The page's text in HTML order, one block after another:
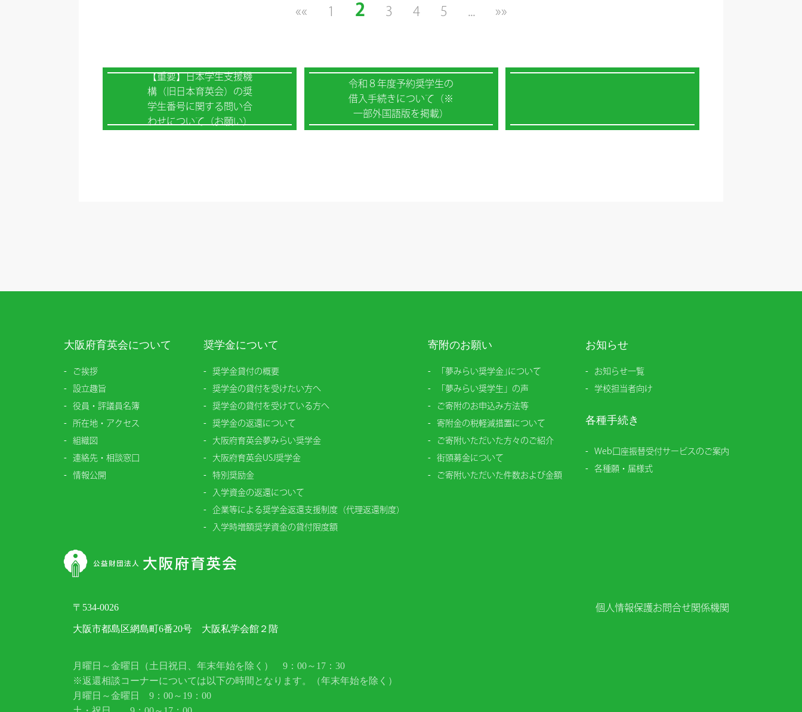
«« 1 2 3 4 5 ... »»
【重要】日本学生支援機
構（旧日本育英会）の奨
学生番号に関する問い合
わせについて（お願い）
令和８年度予約奨学生の
借入手続きについて（※
一部外国語版を掲載）
大阪府育英会について
ご挨拶
設立趣旨
役員・評議員名簿
所在地・アクセス
組織図
連絡先・相談窓口
情報公開
奨学金について
奨学金貸付の概要
奨学金の貸付を受けたい方へ
奨学金の貸付を受けている方へ
奨学金の返還について
大阪府育英会夢みらい奨学金
大阪府育英会USJ奨学金
特別奨励金
入学資金の返還について
企業等による奨学金返還支援制度（代理返還制度）
入学時増額奨学資金の貸付限度額
寄附のお願い
「夢みらい奨学金｣について
「夢みらい奨学生」の声
ご寄附のお申込み方法等
寄附金の税軽減措置について
ご寄附いただいた方々のご紹介
街頭募金について
ご寄附いただいた件数および金額
お知らせ
お知らせ一覧
学校担当者向け
各種手続き
Web口座振替受付サービスのご案内
各種願・届様式
〒534-0026
大阪市都島区網島町6番20号 大阪私学会館２階
月曜日～金曜日（土日祝日、年末年始を除く） 9：00～17：30
※返還相談コーナーについては以下の時間となります。（年末年始を除く）
月曜日～金曜日 9：00～19：00
個人情報保護お問合せ関係機関